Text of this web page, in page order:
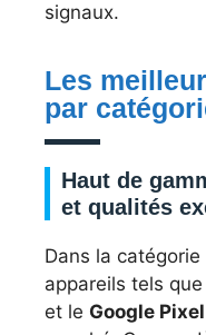
signaux.
Les
par
Haut de
et qualités
Dans la
appareils tels que
et le Google Pixel